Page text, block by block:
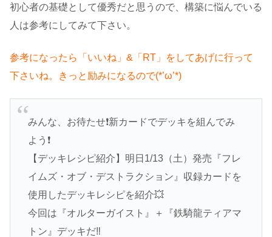
初心者の基礎として優秀だと思うので、構築に悩んでいる
人は参考にしてみて下さい。
参考になったら「いいね」&「RT」をしてあげに行って
下さいね。きっと励みになるので(*’ω’*)
みんな、お待たせ❗️新カードでデッキを組んでみ
よう❗️
【デッキレシピ紹介】明日1/13（土）発売『フレ
イムズ・オブ・デストラクション』収録カードを
使用したデッキレシピを紹介💥
今回は『オルターガイスト』＋『鉄騎龍ティアマ
トン』デッキだ‼️